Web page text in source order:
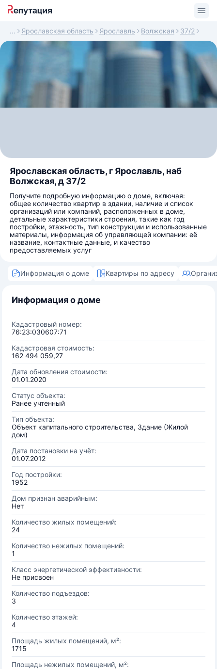
Ярославская область Ярославль Волжская 37/2
Ярославская область, г Ярославль, наб
Волжская, д 37/2
Получите подробную информацию о доме, включая:
общее количество квартир в здании, наличие и список
организаций или компаний, расположенных в доме,
детальные характеристики строения, такие как год
постройки, этажность, тип конструкции и использованные
материалы, информация об управляющей компании: её
название, контактные данные, и качество
предоставляемых услуг
Информация о доме Квартиры по адресу
Информация о доме
Кадастровый номер:
76:23:030607:71
Кадастровая стоимость:
162 494 059,27
Дата обновления стоимости:
01.01.2020
Статус объекта:
Ранее учтенный
Тип объекта:
Объект капитального строительства, Здание (Жилой
дом)
Дата постановки на учёт:
01.07.2012
Год постройки:
1952
Дом признан аварийным:
Нет
Количество жилых помещений:
24
Количество нежилых помещений:
1
Класс энергетической эффективности:
Не присвоен
Количество подъездов:
3
Количество этажей:
4
Площадь жилых помещений, м²:
1715
Площадь нежилых помещений, м²: